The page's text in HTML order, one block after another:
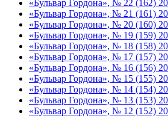
«Бульвар Гордона», № 22 (162)
«Бульвар Гордона», № 21 (161)
«Бульвар Гордона», № 20 (160)
«Бульвар Гордона», № 19 (159)
«Бульвар Гордона», № 18 (158)
«Бульвар Гордона», № 17 (157)
«Бульвар Гордона», № 16 (156)
«Бульвар Гордона», № 15 (155)
«Бульвар Гордона», № 14 (154)
«Бульвар Гордона», № 13 (153)
«Бульвар Гордона», № 12 (152)